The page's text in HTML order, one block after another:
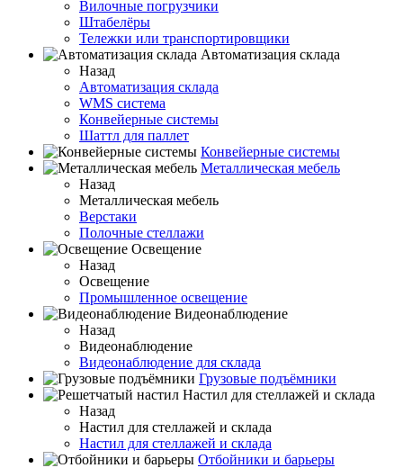
Вилочные погрузчики
Штабелёры
Тележки или транспортировщики
Автоматизация склада
Назад
Автоматизация склада
WMS система
Конвейерные системы
Шаттл для паллет
Конвейерные системы
Металлическая мебель
Назад
Металлическая мебель
Верстаки
Полочные стеллажи
Освещение
Назад
Освещение
Промышленное освещение
Видеонаблюдение
Назад
Видеонаблюдение
Видеонаблюдение для склада
Грузовые подъёмники
Настил для стеллажей и склада
Назад
Настил для стеллажей и склада
Настил для стеллажей и склада
Отбойники и барьеры